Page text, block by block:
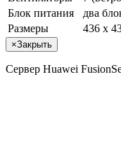
Блок питания
два
Размеры
436 x
×Закрыть
Сервер Huawei